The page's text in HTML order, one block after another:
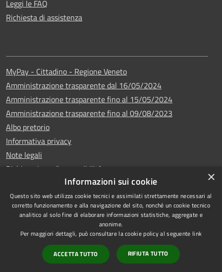
Leggi le FAQ
Richiesta di assistenza
MyPay - Cittadino - Regione Veneto
Amministrazione trasparente dal 16/05/2024
Amministrazione trasparente fino al 15/05/2024
Amministrazione trasparente fino al 09/08/2023
Albo pretorio
Informativa privacy
Note legali
Dichiarazione di accessibilità
RSS
Accessibilità
Copyright © 2024
•Comune di Vigo di
Cadore• Powered
by Municipium •
×
Informazioni sui cookie
Questo sito web utilizza cookie tecnici e assimilati strettamente necessari al
corretto funzionamento e alla navigazione del sito, nonché un cookie tecnico
analitico al solo fine di elaborare informazioni statistiche, aggregate e
anonime.
Per maggiori dettagli, può consultare la cookie policy al seguente link
ACCETTA TUTTO RIFIUTA TUTTO